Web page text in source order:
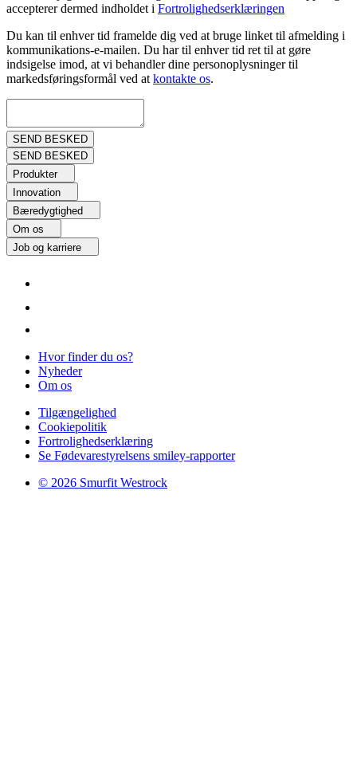
accepterer dermed indholdet i Fortrolighedserklæringen
Du kan til enhver tid framelde dig ved at bruge linket til afmelding i
kommunikations-e-mailen. Du har til enhver tid ret til at gøre
indsigelse imod, at vi behandler dine personoplysninger til
markedsføringsformål ved at kontakte os.
Produkter
Innovation
Bæredygtighed
Om os
Job og karriere
Hvor finder du os?
Nyheder
Om os
Tilgængelighed
Cookiepolitik
Fortrolighedserklæring
Se Fødevarestyrelsens smiley-rapporter
© 2026 Smurfit Westrock